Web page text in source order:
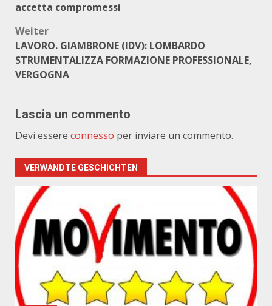
accetta compromessi
Weiter
LAVORO. GIAMBRONE (IDV): LOMBARDO
STRUMENTALIZZA FORMAZIONE PROFESSIONALE,
VERGOGNA
Lascia un commento
Devi essere connesso per inviare un commento.
VERWANDTE GESCHICHTEN